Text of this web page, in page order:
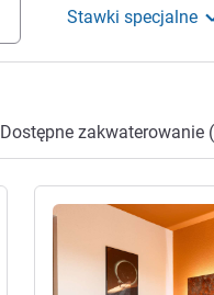
Stawki specjalne
Dostępne zakwaterowanie
Pokaż szczegóły